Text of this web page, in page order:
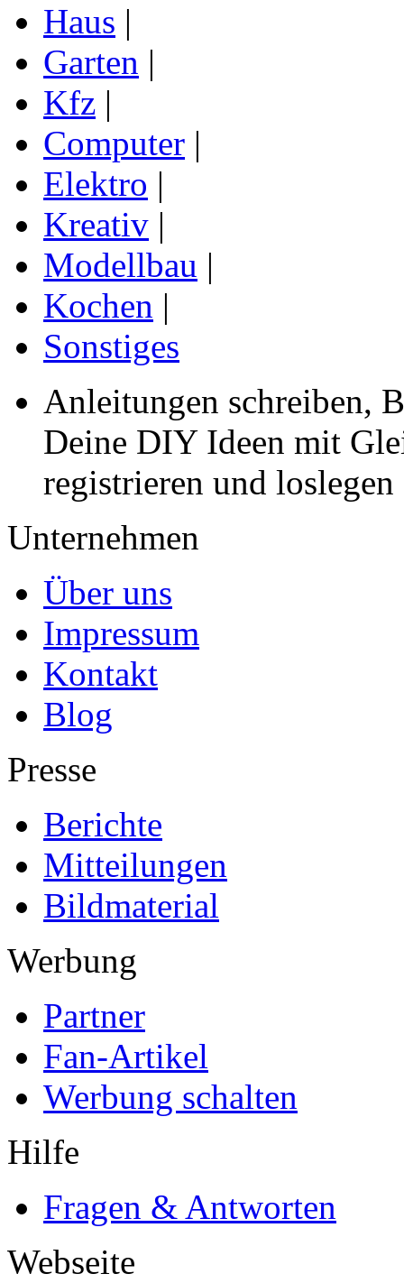
Haus |
Garten |
Kfz |
Computer |
Elektro |
Kreativ |
Modellbau |
Kochen |
Sonstiges
Anleitungen schreiben,
Deine DIY Ideen mit
registrieren und loslegen
Unternehmen
Über uns
Impressum
Kontakt
Blog
Presse
Berichte
Mitteilungen
Bildmaterial
Werbung
Partner
Fan-Artikel
Werbung schalten
Hilfe
Fragen & Antworten
Webseite